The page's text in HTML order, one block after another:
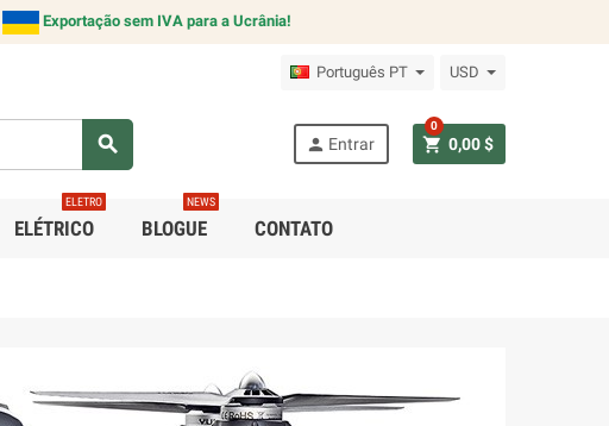
Exportação sem IVA para a Ucrânia!
Português PT USD
search person Entrar shopping_cart 0,00 $
0
ELÉTRICO
ELETRO
BLOGUE
NEWS
CONTATO